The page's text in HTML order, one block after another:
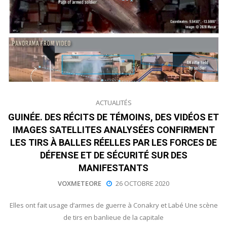
ACTUALITÉS
GUINÉE. DES RÉCITS DE TÉMOINS, DES VIDÉOS ET
IMAGES SATELLITES ANALYSÉES CONFIRMENT
LES TIRS À BALLES RÉELLES PAR LES FORCES DE
DÉFENSE ET DE SÉCURITÉ SUR DES
MANIFESTANTS
VOXMETEORE 26 OCTOBRE 2020
Elles ont fait usage d’armes de guerre à Conakry et Labé Une scène
de tirs en banlieue de la capitale